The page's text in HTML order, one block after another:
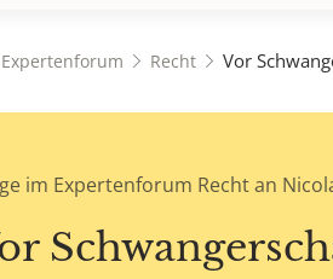
Expertenforum Recht Vor
im Expertenforum Recht an